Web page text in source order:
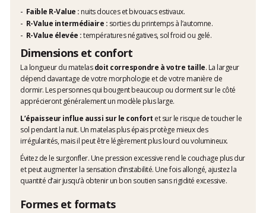
Faible R-Value : nuits douces et bivouacs estivaux.
R-Value intermédiaire : sorties du printemps à l’automne.
R-Value élevée :températures négatives, sol froid ou gelé.
Dimensions et confort
La longueur du matelasdoit correspondre à votre taille. La largeur
dépend davantage de votre morphologie et de votre manière de
dormir. Les personnes qui bougent beaucoup ou dorment sur le côté
apprécieront généralement un modèle plus large.
L’épaisseur influe aussi sur le confort et sur le risque de toucher le
sol pendant la nuit. Un matelas plus épais protège mieux des
irrégularités, mais il peut être légèrement plus lourd ou volumineux.
Évitez de le surgonfler. Une pression excessive rend le couchage plus dur
et peut augmenter la sensation d’instabilité. Une fois allongé, ajustez la
quantité d’air jusqu’à obtenir un bon soutien sans rigidité excessive.
Formes et formats